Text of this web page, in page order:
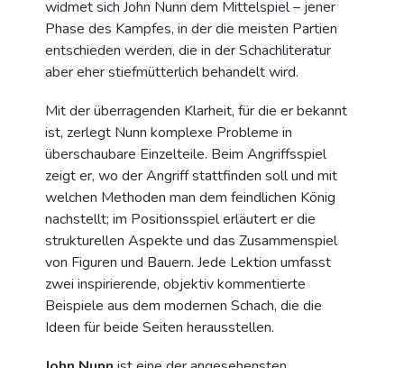
widmet sich John Nunn dem Mittelspiel – jener
Phase des Kampfes, in der die meisten Partien
entschieden werden, die in der Schachliteratur
aber eher stiefmütterlich behandelt wird.
Mit der überragenden Klarheit, für die er bekannt
ist, zerlegt Nunn komplexe Probleme in
überschaubare Einzelteile. Beim Angriffsspiel
zeigt er, wo der Angriff stattfinden soll und mit
welchen Methoden man dem feindlichen König
nachstellt; im Positionsspiel erläutert er die
strukturellen Aspekte und das Zusammenspiel
von Figuren und Bauern. Jede Lektion umfasst
zwei inspirierende, objektiv kommentierte
Beispiele aus dem modernen Schach, die die
Ideen für beide Seiten herausstellen.